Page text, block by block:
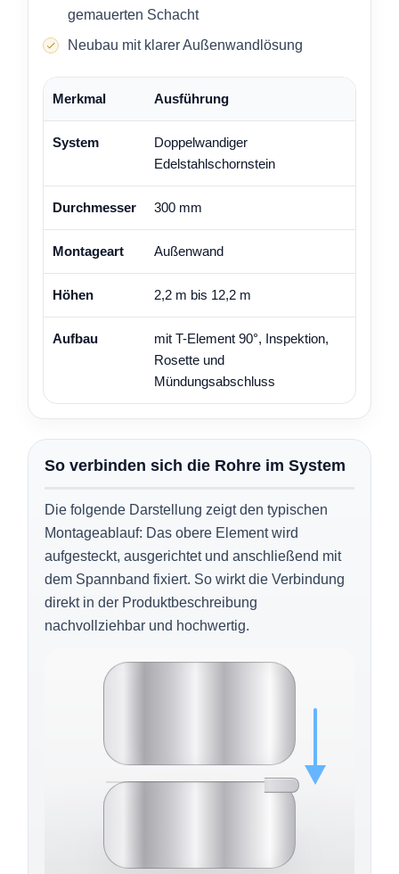
gemauerten Schacht
Neubau mit klarer Außenwandlösung
Merkmal Ausführung
System
Doppelwandiger
Edelstahlschornstein
Durchmesser 300 mm
Montageart Außenwand
Höhen 2,2 m bis 12,2 m
Aufbau
mit T-Element 90°, Inspektion,
Rosette und
Mündungsabschluss
So verbinden sich die Rohre im System
Die folgende Darstellung zeigt den typischen
Montageablauf: Das obere Element wird
aufgesteckt, ausgerichtet und anschließend mit
dem Spannband fixiert. So wirkt die Verbindung
direkt in der Produktbeschreibung
nachvollziehbar und hochwertig.